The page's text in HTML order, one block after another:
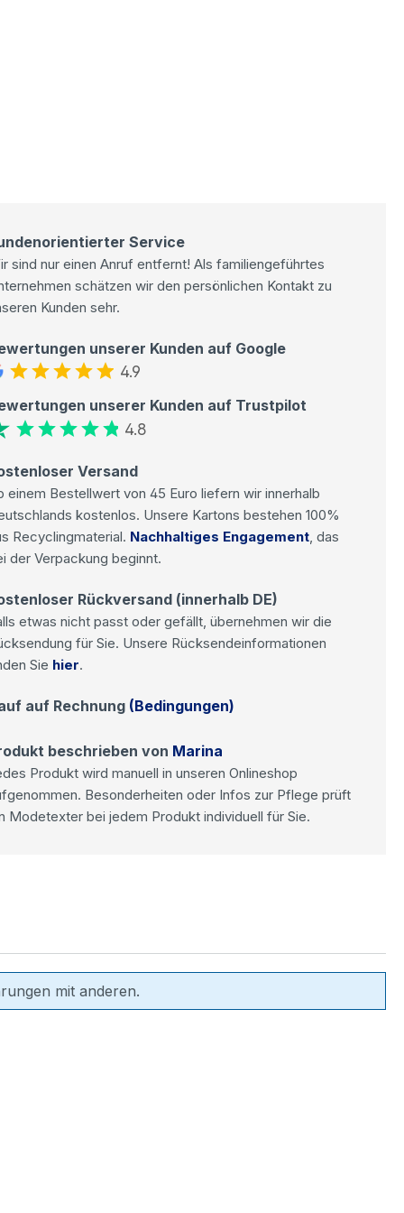
Service
sind nur einen Anruf entfernt! Als familiengeführtes
schätzen wir den persönlichen Kontakt zu
Kunden sehr.
unserer Kunden auf Google
4.9
unserer Kunden auf Trustpilot
4.8
Versand
einem Bestellwert von 45 Euro liefern wir innerhalb
kostenlos. Unsere Kartons bestehen 100%
Recyclingmaterial. Nachhaltiges Engagement, das
der Verpackung beginnt.
Rückversand (innerhalb DE)
etwas nicht passt oder gefällt, übernehmen wir die
für Sie. Unsere Rücksendeinformationen
Sie hier.
auf Rechnung (Bedingungen)
beschrieben von Marina
Produkt wird manuell in unseren Onlineshop
Besonderheiten oder Infos zur Pflege prüft
Modetexter bei jedem Produkt individuell für Sie.
mit anderen.